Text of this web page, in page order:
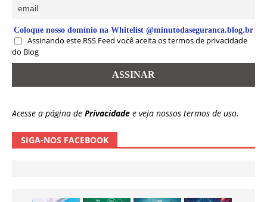
Coloque nosso domínio na Whitelist @minutodaseguranca.blog.br
Assinando este RSS Feed você aceita os termos de privacidade
do Blog
Acesse a página de Privacidade e veja nossos termos de uso.
SIGA-NOS FACEBOOK